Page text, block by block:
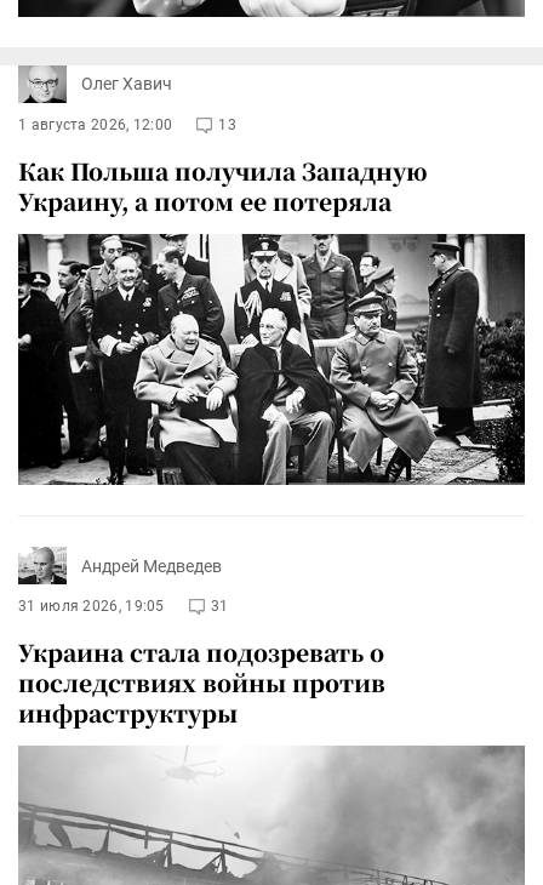
Олег Хавич
1 августа 2026, 12:00 13
Как Польша получила Западную
Украину, а потом ее потеряла
Андрей Медведев
31 июля 2026, 19:05 31
Украина стала подозревать о
последствиях войны против
инфраструктуры